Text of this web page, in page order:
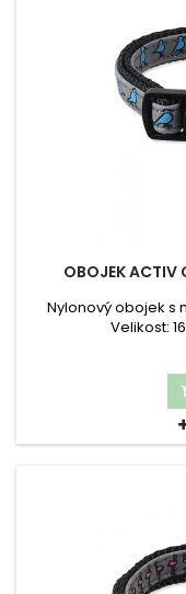
OBOJEK ACTIV
Nylonový obojek s
Velikost: